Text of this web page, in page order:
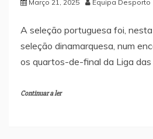
Março 21, 2025 Equipa Desporto
A seleção portuguesa foi,
seleção dinamarquesa, num
os quartos-de-final da Liga das
Continuar a ler